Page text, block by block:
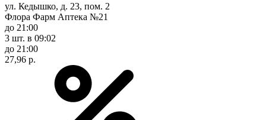
ул. Кедышко, д. 23, пом. 2
Флора Фарм Аптека №21
до 21:00
3 шт. в 09:02
до 21:00
27,96 р.